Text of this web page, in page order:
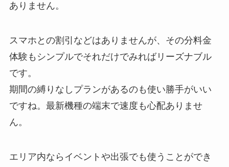
ありません。
スマホとの割引などはありませんが、その分料金
体験もシンプルでそれだけでみればリーズナブル
です。
期間の縛りなしプランがあるのも使い勝手がいい
ですね。最新機種の端末で速度も心配ありませ
ん。
エリア内ならイベントや出張でも使うことができ